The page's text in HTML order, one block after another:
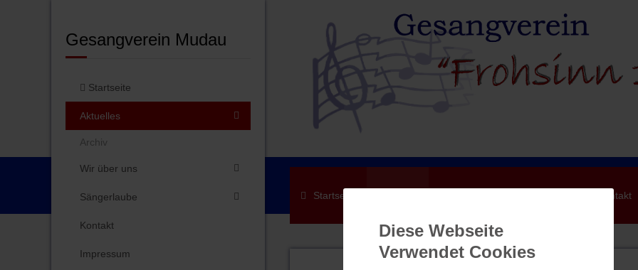
Gesangverein Mudau
Startseite
Aktuelles
Archiv
Wir über uns
Sängerlaube
Kontakt
Impressum
Startseite Kontakt
Diese Webseite
Verwendet Cookies